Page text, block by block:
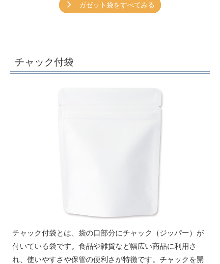
ガゼット袋をすべてみる
チャック付袋
チャック付袋とは、袋の口部分にチャック（ジッパー）が
付いている袋です。食品や雑貨など幅広い商品に利用さ
れ、使いやすさや保管の便利さが特徴です。チャックを開